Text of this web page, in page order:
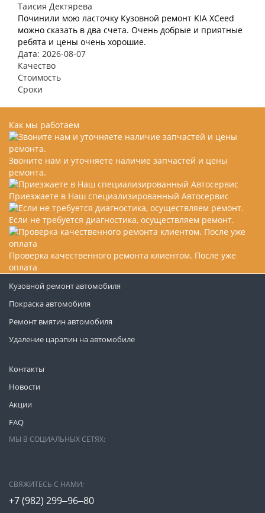
Таисия Дектярева
Починили мою ласточку Кузовной ремонт KIA XCeed
можно сказать в два счета. Очень добрые и приятные
ребята и цены очень хорошие.
Дата: 2026-08-07
Качество
Стоимость
Сроки
Как мы работаем
Звоните нам и уточняете наличие запчастей и цены
ремонта.
Приезжаете в Наш специализированный Автосервис
Если не требуется диагностика, осуществляем ремонт.
Проверка качественного ремонта клиентом. После уже
оплата
Контакты
Новости
Акции
FAQ
Кузовной ремонт автомобиля
Покраска автомобиля
Ремонт вмятин автомобиля
Удаление царапин на автомобиле
МЫ В СОЦИАЛЬНЫХ СЕТЯХ:
СВЯЖИТЕСЬ С НАМИ:
+7 (982) 299‒96‒80